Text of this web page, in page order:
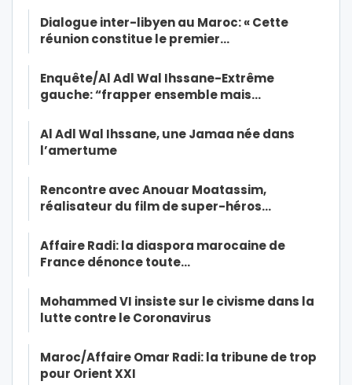
Dialogue inter-libyen au Maroc: « Cette
réunion constitue le premier…
Enquête/Al Adl Wal Ihssane-Extrême
gauche: “frapper ensemble mais…
Al Adl Wal Ihssane, une Jamaa née dans
l’amertume
Rencontre avec Anouar Moatassim,
réalisateur du film de super-héros…
Affaire Radi: la diaspora marocaine de
France dénonce toute…
Mohammed VI insiste sur le civisme dans la
lutte contre le Coronavirus
Maroc/Affaire Omar Radi: la tribune de trop
pour Orient XXI